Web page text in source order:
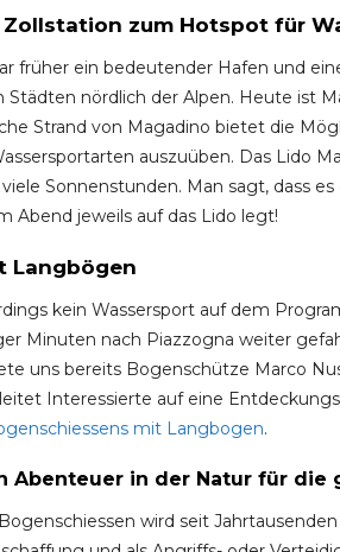
Zollstation zum Hotspot für
früher ein bedeutender Hafen und
Städten nördlich der Alpen. Heute ist
Strand von Magadino bietet die
auszuüben. Das Lido
Sonnenstunden. Man sagt, dass
Abend jeweils auf das Lido legt!
Langbögen
kein Wassersport auf dem
Minuten nach Piazzogna weiter
uns bereits Bogenschütze Marco
Interessierte auf eine
mit Langbogen.
Abenteuer in der Natur für die
wird seit